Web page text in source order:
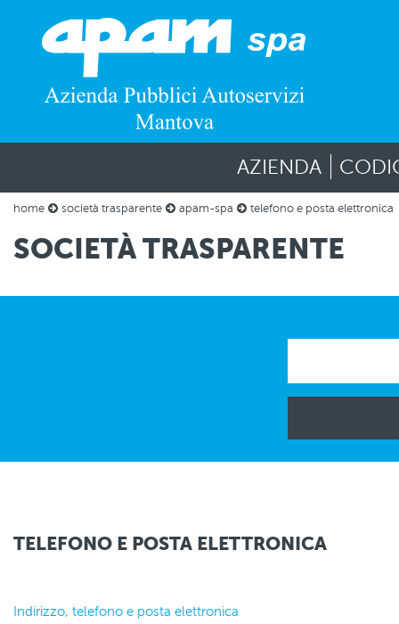
AZIENDA
home società trasparente apam-spa telefono e posta elettronica
SOCIETÀ TRASPARENTE
TELEFONO E POSTA ELETTRONICA
Indirizzo, telefono e posta elettronica